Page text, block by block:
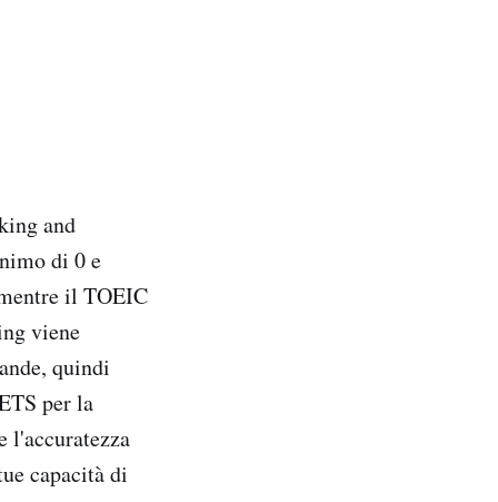
and
di 0 e
il TOEIC
viene
quindi
per la
l'accuratezza
capacità di